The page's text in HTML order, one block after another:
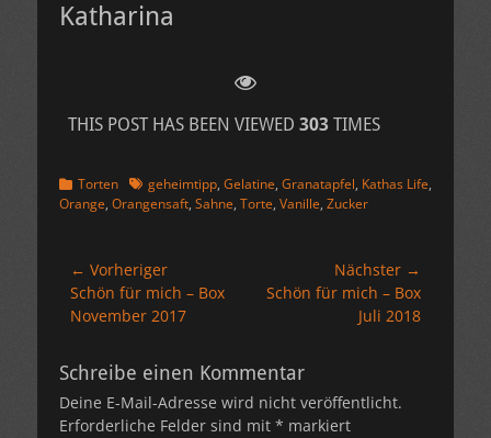
Katharina
THIS POST HAS BEEN VIEWED 303 TIMES
Kategorien
Torten Schlagworte
geheimtipp, Gelatine, Granatapfel, Kathas Life,
Orange, Orangensaft, Sahne, Torte, Vanille, Zucker
Beitragsnavigation
← Vorheriger
Vorheriger
Beitrag:
Schön für mich – Box
November 2017
Nächster →
Nächster
Schön für mich – Box
Juli 2018
Schreibe einen Kommentar
Deine E-Mail-Adresse wird nicht veröffentlicht.
Erforderliche Felder sind mit * markiert